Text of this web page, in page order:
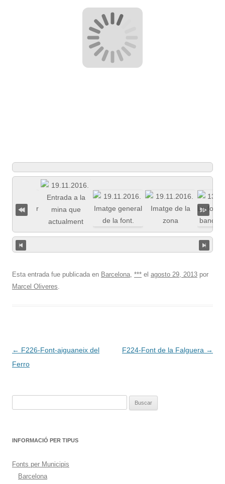
Esta entrada fue publicada en Barcelona, *** el agosto 29, 2013 por
Marcel Oliveres.
Navegación
de
← F226-Font-aiguaneix del
Ferro
F224-Font de la Falguera →
INFORMACIÓ PER TIPUS
Fonts per Municipis
Barcelona